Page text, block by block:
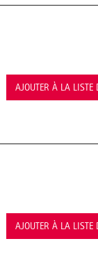
AJOUTER À LA LISTE
AJOUTER À LA LISTE